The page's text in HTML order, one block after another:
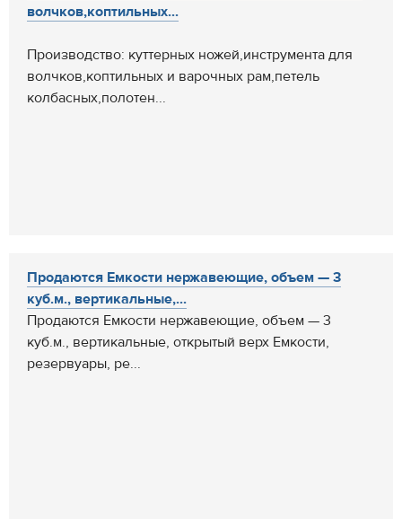
волчков,коптильных...
Производство: куттерных ножей,инструмента для
волчков,коптильных и варочных рам,петель
колбасных,полотен...
Продаются Емкости нержавеющие, объем — 3
куб.м., вертикальные,...
Продаются Емкости нержавеющие, объем — 3
куб.м., вертикальные, открытый верх Емкости,
резервуары, ре...